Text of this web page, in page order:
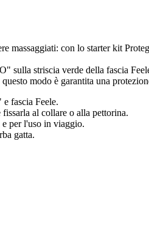
massaggiati: con lo starter kit
striscia verde della fascia
modo è garantita una
fascia Feele.
al collare o alla pettorina.
e per l'uso in viaggio.
gatta.